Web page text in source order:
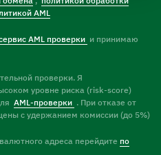
AML
AML проверки и принимаю
проверки. Я
уровне риска (risk-score)
AML-проверки . При отказе от
с удержанием комиссии (до 5%)
адреса перейдите по